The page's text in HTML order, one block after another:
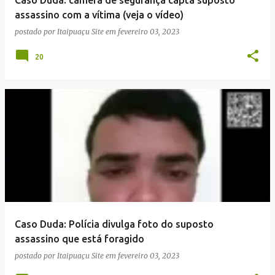
assassino com a vítima (veja o vídeo)
postado por Itaipuaçu Site em fevereiro 03, 2023
20
Caso Duda: Polícia divulga foto do suposto
assassino que está foragido
postado por Itaipuaçu Site em fevereiro 03, 2023